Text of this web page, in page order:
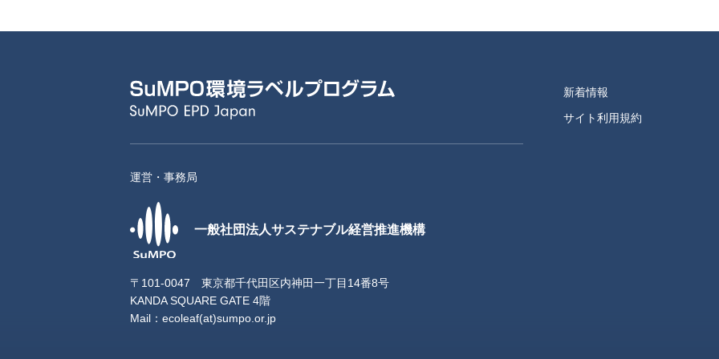
運営・事務局
一般社団法人サステナブル経営推進機構
〒101-0047 東京都千代田区内神田一丁目14番8号
KANDA SQUARE GATE 4階
Mail： ecoleaf(at)sumpo.or.jp
新着情報
サイト利用規約